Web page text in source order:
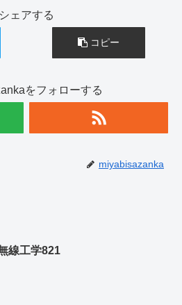
シェアする
コピー
をフォローする
miyabisazanka
線工学821